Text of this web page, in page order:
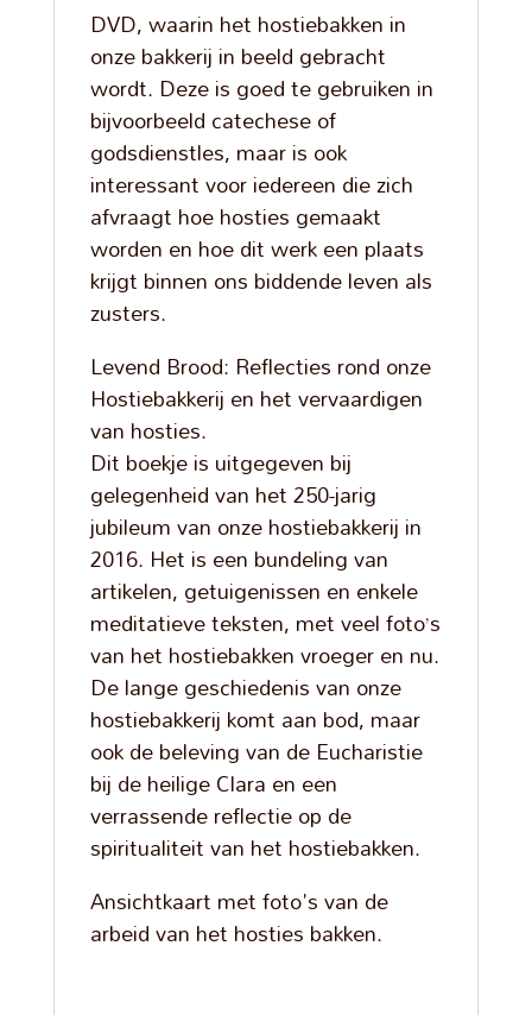
DVD, waarin het hostiebakken in
onze bakkerij in beeld gebracht
wordt. Deze is goed te gebruiken in
bijvoorbeeld catechese of
godsdienstles, maar is ook
interessant voor iedereen die zich
afvraagt hoe hosties gemaakt
worden en hoe dit werk een plaats
krijgt binnen ons biddende leven als
zusters.
Levend Brood: Reflecties rond onze
Hostiebakkerij en het vervaardigen
van hosties.
Dit boekje is uitgegeven bij
gelegenheid van het 250-jarig
jubileum van onze hostiebakkerij in
2016. Het is een bundeling van
artikelen, getuigenissen en enkele
meditatieve teksten, met veel foto’s
van het hostiebakken vroeger en nu.
De lange geschiedenis van onze
hostiebakkerij komt aan bod, maar
ook de beleving van de Eucharistie
bij de heilige Clara en een
verrassende reflectie op de
spiritualiteit van het hostiebakken.
Ansichtkaart met foto's van de
arbeid van het hosties bakken.